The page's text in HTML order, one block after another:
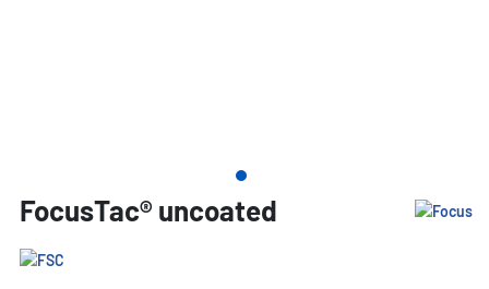
FocusTac® uncoated